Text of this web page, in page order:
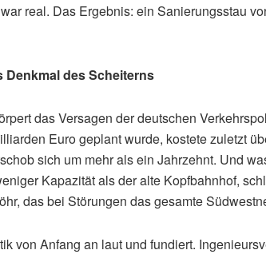
real. Das Ergebnis: ein Sanierungsstau
Denkmal des Scheiterns
das Versagen der deutschen
Euro geplant wurde, kostete zuletzt
sich um mehr als ein Jahrzehnt. Und
Kapazität als der alte Kopfbahnhof,
das bei Störungen das gesamte
von Anfang an laut und fundiert.